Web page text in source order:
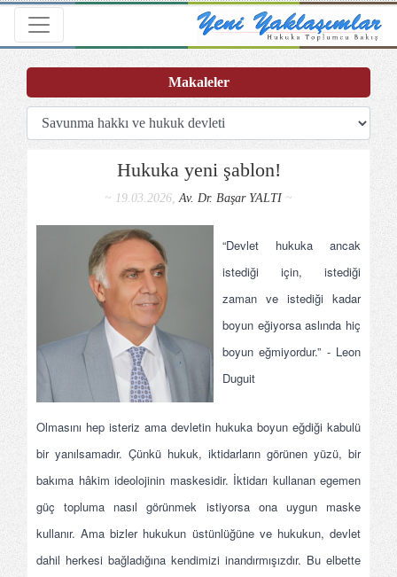
Toggle navigation
Hukuka yeni şablon!
~ 19.03.2026,Av. Dr. Başar YALTI ~
“Devlet hukuka ancak
istediği için, istediği
zaman ve istediği kadar
boyun eğiyorsa aslında hiç
boyun eğmiyordur.” - Leon
Duguit
Olmasını hep isteriz ama devletin hukuka boyun eğdiği kabulü
bir yanılsamadır. Çünkü hukuk, iktidarların görünen yüzü, bir
bakıma hâkim ideolojinin maskesidir. İktidarı kullanan egemen
güç topluma nasıl görünmek istiyorsa ona uygun maske
kullanır. Ama bizler hukukun üstünlüğüne ve hukukun, devlet
dahil herkesi bağladığına kendimizi inandırmışızdır. Bu elbette
Makaleler